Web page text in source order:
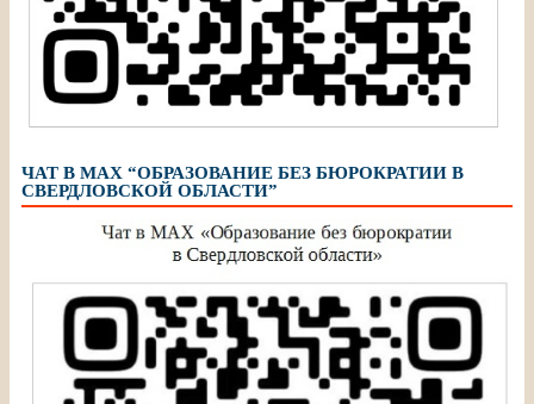
ЧАТ В МАХ “ОБРАЗОВАНИЕ БЕЗ БЮРОКРАТИИ В
СВЕРДЛОВСКОЙ ОБЛАСТИ”